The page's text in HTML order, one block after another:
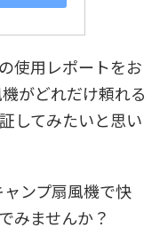
使用レポートをお
がどれだけ頼れる
してみたいと思い
ャンプ扇風機で快
みませんか？